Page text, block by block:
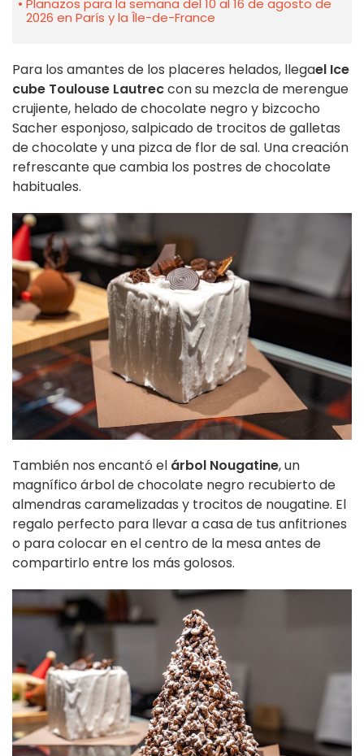
Planazos para la semana del 10 al 16 de agosto de
2026 en París y la Île-de-France
Para los amantes de los placeres helados, llegael Ice
cube Toulouse Lautreccon su mezcla de merengue
crujiente, helado de chocolate negro y bizcocho
Sacher esponjoso, salpicado de trocitos de galletas
de chocolate y una pizca de flor de sal. Una creación
refrescante que cambia los postres de chocolate
habituales.
También nos encantó el árbol Nougatine, un
magnífico árbol de chocolate negro recubierto de
almendras caramelizadas y trocitos de nougatine. El
regalo perfecto para llevar a casa de tus anfitriones
o para colocar en el centro de la mesa antes de
compartirlo entre los más golosos.